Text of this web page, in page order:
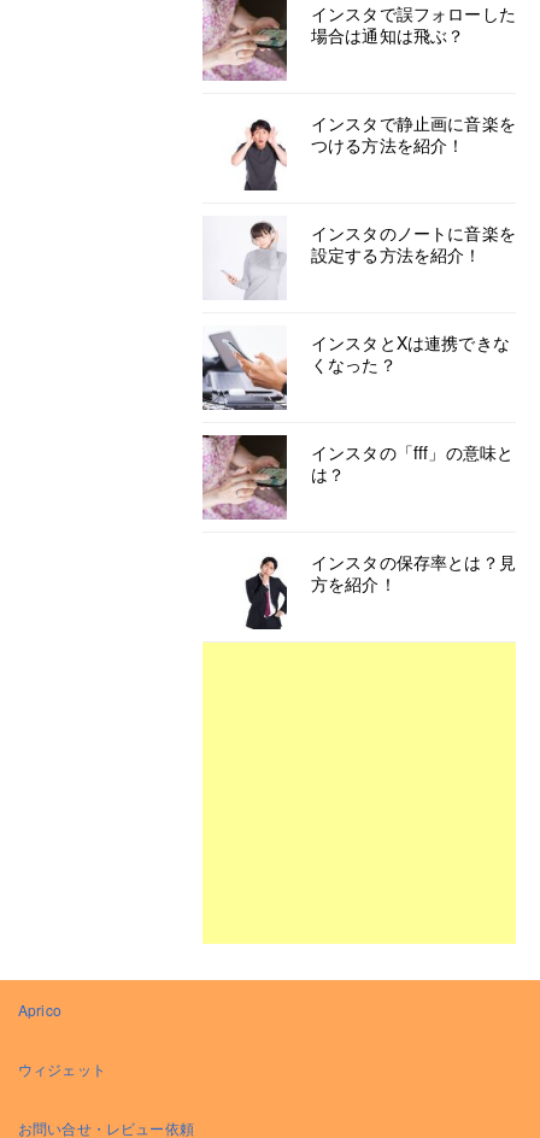
インスタで誤フォローした
場合は通知は飛ぶ？
インスタで静止画に音楽を
つける方法を紹介！
インスタのノートに音楽を
設定する方法を紹介！
インスタとXは連携できな
くなった？
インスタの「fff」の意味と
は？
インスタの保存率とは？見
方を紹介！
Aprico
ウィジェット
お問い合せ・レビュー依頼